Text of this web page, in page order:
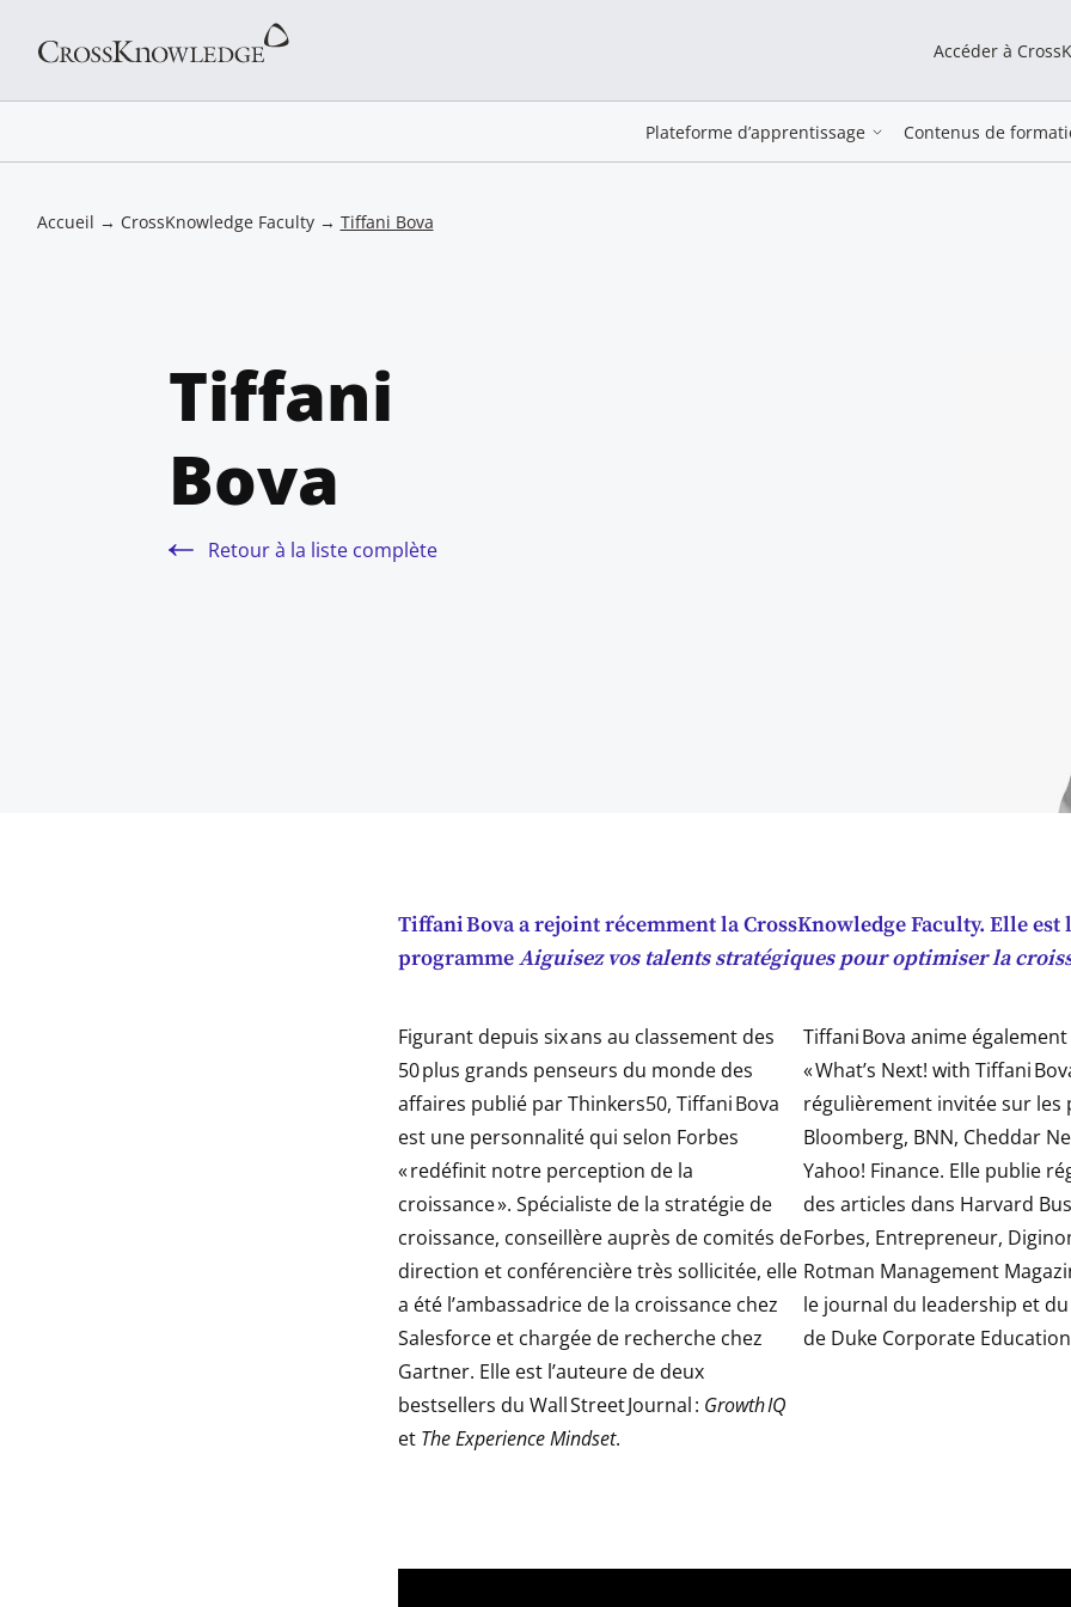
Accéder à
Plateforme d’apprentissage Contenus de
Accueil → CrossKnowledge Faculty→ Tiffani Bova
Tiffani
Bova
Retour à la liste complète
Tiffani Bova a rejoint récemment la CrossKnowledge Faculty. Elle est
programmeAiguisez vos talents stratégiques pour optimiser la
Figurant depuis six ans au classement des
50 plus grands penseurs du monde des
affaires publié par Thinkers50, Tiffani Bova
est une personnalité qui selon Forbes
« redéfinit notre perception de la
croissance ». Spécialiste de la stratégie de
croissance, conseillère auprès de comités de
direction et conférencière très sollicitée, elle
a été l’ambassadrice de la croissance chez
Salesforce et chargée de recherche chez
Gartner. Elle est l’auteure de deux
bestsellers du Wall Street Journal : Growth IQ
et The Experience Mindset.
Tiffani Bova anime
« What’s Next! with Tiffani
régulièrement invitée sur les
Bloomberg, BNN, Cheddar
Yahoo! Finance. Elle publie
des articles dans Harvard
Forbes, Entrepreneur,
Rotman Management
le journal du leadership et
de Duke Corporate